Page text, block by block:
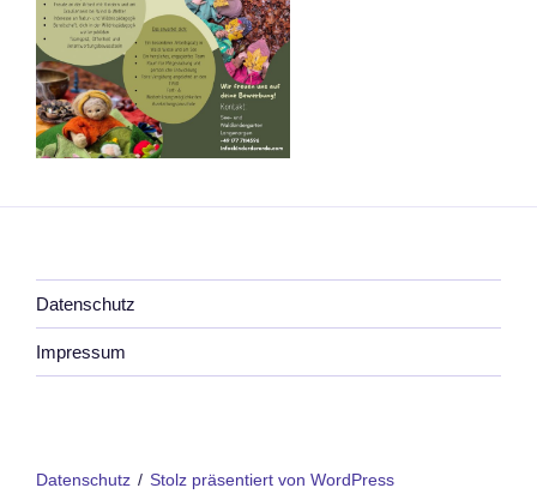
Datenschutz
Impressum
Datenschutz Stolz präsentiert von WordPress